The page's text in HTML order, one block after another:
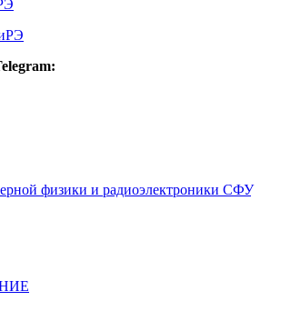
физики и радиоэлектроники СФУ,